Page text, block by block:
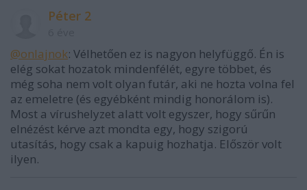
Péter 2
@onlajnok: Vélhetően ez is nagyon helyfüggő. Én is
elég sokat hozatok mindenfélét, egyre többet, és
még soha nem volt olyan futár, aki ne hozta volna fel
az emeletre (és egyébként mindig honorálom is).
Most a vírushelyzet alatt volt egyszer, hogy sűrűn
elnézést kérve azt mondta egy, hogy szigorú
utasítás, hogy csak a kapuig hozhatja. Először volt
ilyen.